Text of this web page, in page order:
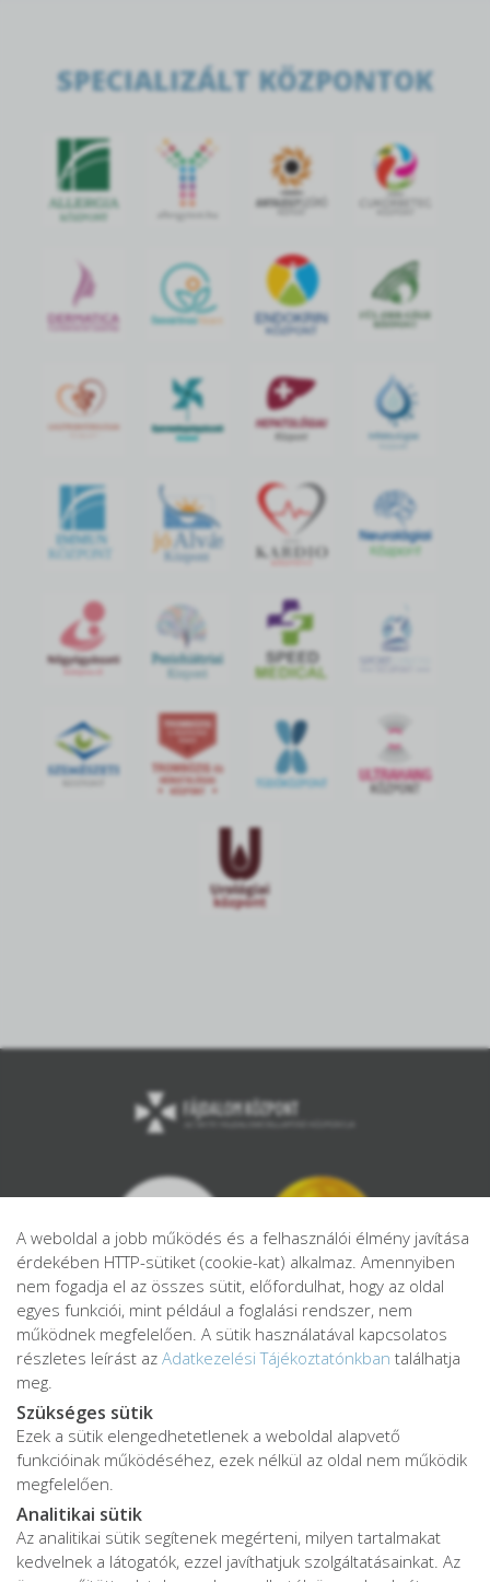
SPECIALIZÁLT KÖZPONTOK
IMMUN
KÖZPONT
jó Alvás
Központ
Adatkezelési tájékoztató
Adatvédelmi tájékoztató
Impresszum
Karrier
A weboldal a jobb működés és a felhasználói élmény javítása
érdekében HTTP-sütiket (cookie-kat) alkalmaz. Amennyiben
nem fogadja el az összes sütit, előfordulhat, hogy az oldal
egyes funkciói, mint például a foglalási rendszer, nem
működnek megfelelően. A sütik használatával kapcsolatos
részletes leírást az Adatkezelési Tájékoztatónkban találhatja
meg.
Szükséges sütik
Ezek a sütik elengedhetetlenek a weboldal alapvető
funkcióinak működéséhez, ezek nélkül az oldal nem működik
megfelelően.
Analitikai sütik
Az analitikai sütik segítenek megérteni, milyen tartalmakat
kedvelnek a látogatók, ezzel javíthatjuk szolgáltatásainkat. Az